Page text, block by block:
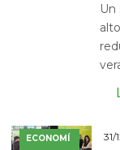
ECONOMÍ
31/